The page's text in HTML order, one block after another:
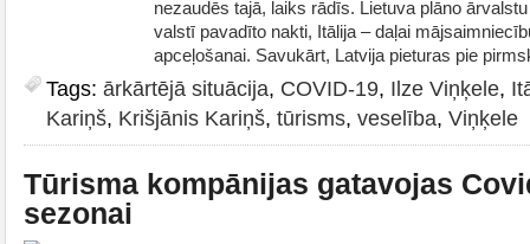
nezaudēs tajā, laiks rādīs. Lietuva plāno
valstī pavadīto nakti, Itālija – daļai
apceļošanai. Savukārt, Latvija pieturas pie
Tags: ārkārtējā situācija, COVID-19, Ilze Viņķele,
Kariņš, Krišjānis Kariņš, tūrisms, veselība, Viņķele
Tūrisma kompānijas gatavojas
sezonai